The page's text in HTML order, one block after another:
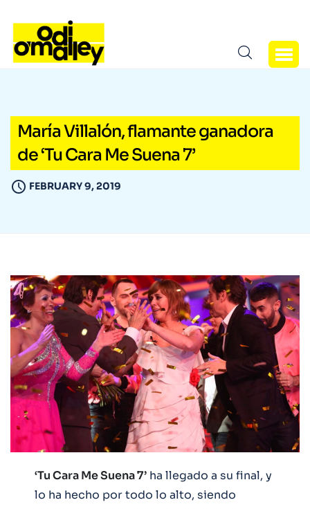
María Villalón, flamante ganadora
de ‘Tu Cara Me Suena 7’
FEBRUARY 9, 2019
‘Tu Cara Me Suena 7’ ha llegado a su final, y
lo ha hecho por todo lo alto, siendo